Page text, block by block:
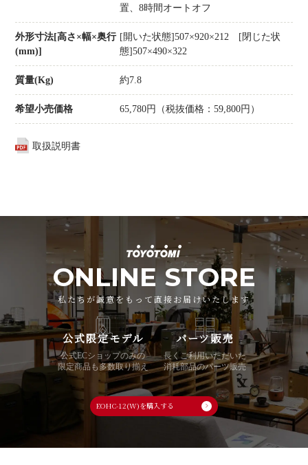
置、8時間オートオフ
外形寸法[高さ×幅×奥行
(mm)]
[開いた状態]507×920×212 [閉じた状
態]507×490×322
質量(Kg) 約7.8
希望小売価格 65,780円（税抜価格：59,800円）
取扱説明書
ONLINE STORE
私たちが誠意をもって直接お届けいたします
公式限定モデル
公式ECショップのみの
限定商品も多数取り揃え
パーツ販売
長くご利用いただいた
消耗部品のパーツ販売
EOHC-12(W)を購入する